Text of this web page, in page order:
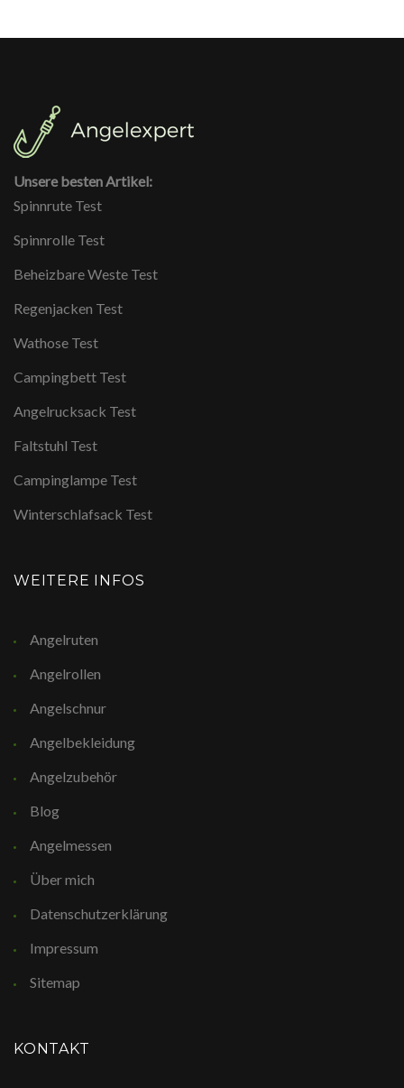
Unsere besten Artikel:
Spinnrute Test
Spinnrolle Test
Beheizbare Weste Test
Regenjacken Test
Wathose Test
Campingbett Test
Angelrucksack Test
Faltstuhl Test
Campinglampe Test
Winterschlafsack Test
WEITERE INFOS
Angelruten
Angelrollen
Angelschnur
Angelbekleidung
Angelzubehör
Blog
Angelmessen
Über mich
Datenschutzerklärung
Impressum
Sitemap
KONTAKT